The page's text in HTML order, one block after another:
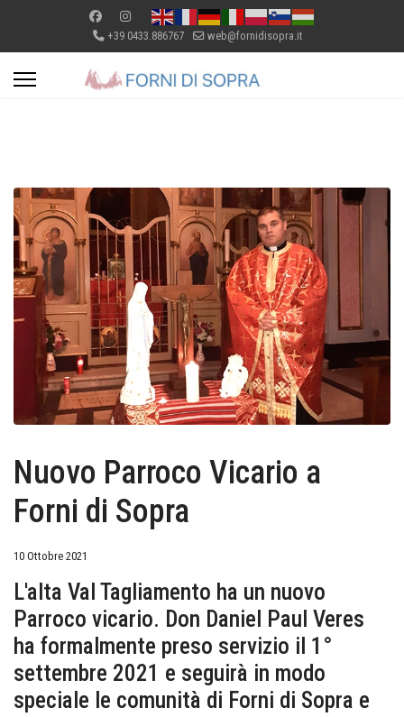
+39 0433.886767 web@fornidisopra.it
Nuovo Parroco Vicario a
Forni di Sopra
10 Ottobre 2021
L'alta Val Tagliamento ha un nuovo
Parroco vicario. Don Daniel Paul Veres
ha formalmente preso servizio il 1°
settembre 2021 e seguirà in modo
speciale le comunità di Forni di Sopra e